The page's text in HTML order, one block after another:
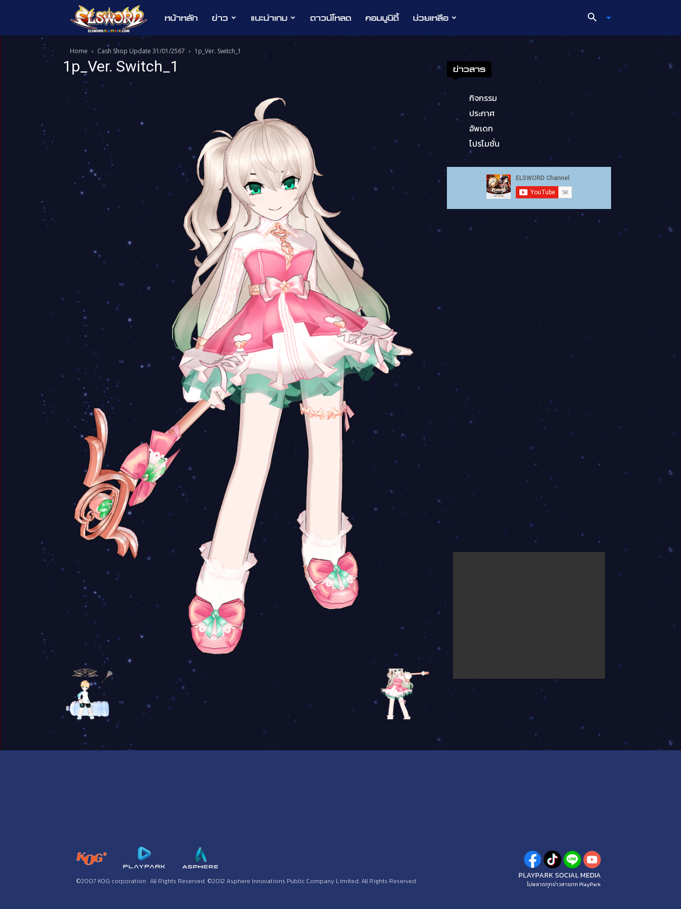
Elsword
หน้าหลัก ข่าว แนะนำเกม ดาวน์โหลด คอมมูนิตี้ ช่วยเหลือ
Home Cash Shop Update 31/01/2567 1p_Ver. Switch_1
1p_Ver. Switch_1 ข่าวสาร
กิจกรรม
ประกาศ
อัพเดท
โปรโมชั่น
PLAYPARK SOCIAL MEDIA
ไม่พลาดทุกข่าวสารจาก PlayPark
©2007 KOG corporation . All Rights Reserved. ©2012 Asphere Innovations Public Company Limited. All Rights Reserved.